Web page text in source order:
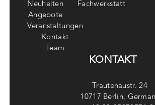
Neuheiten
Angebote
Fachwerkstatt
Veranstaltungen
Kontakt
Team
KONTAKT
Trautenaustr. 24
10717 Berlin,